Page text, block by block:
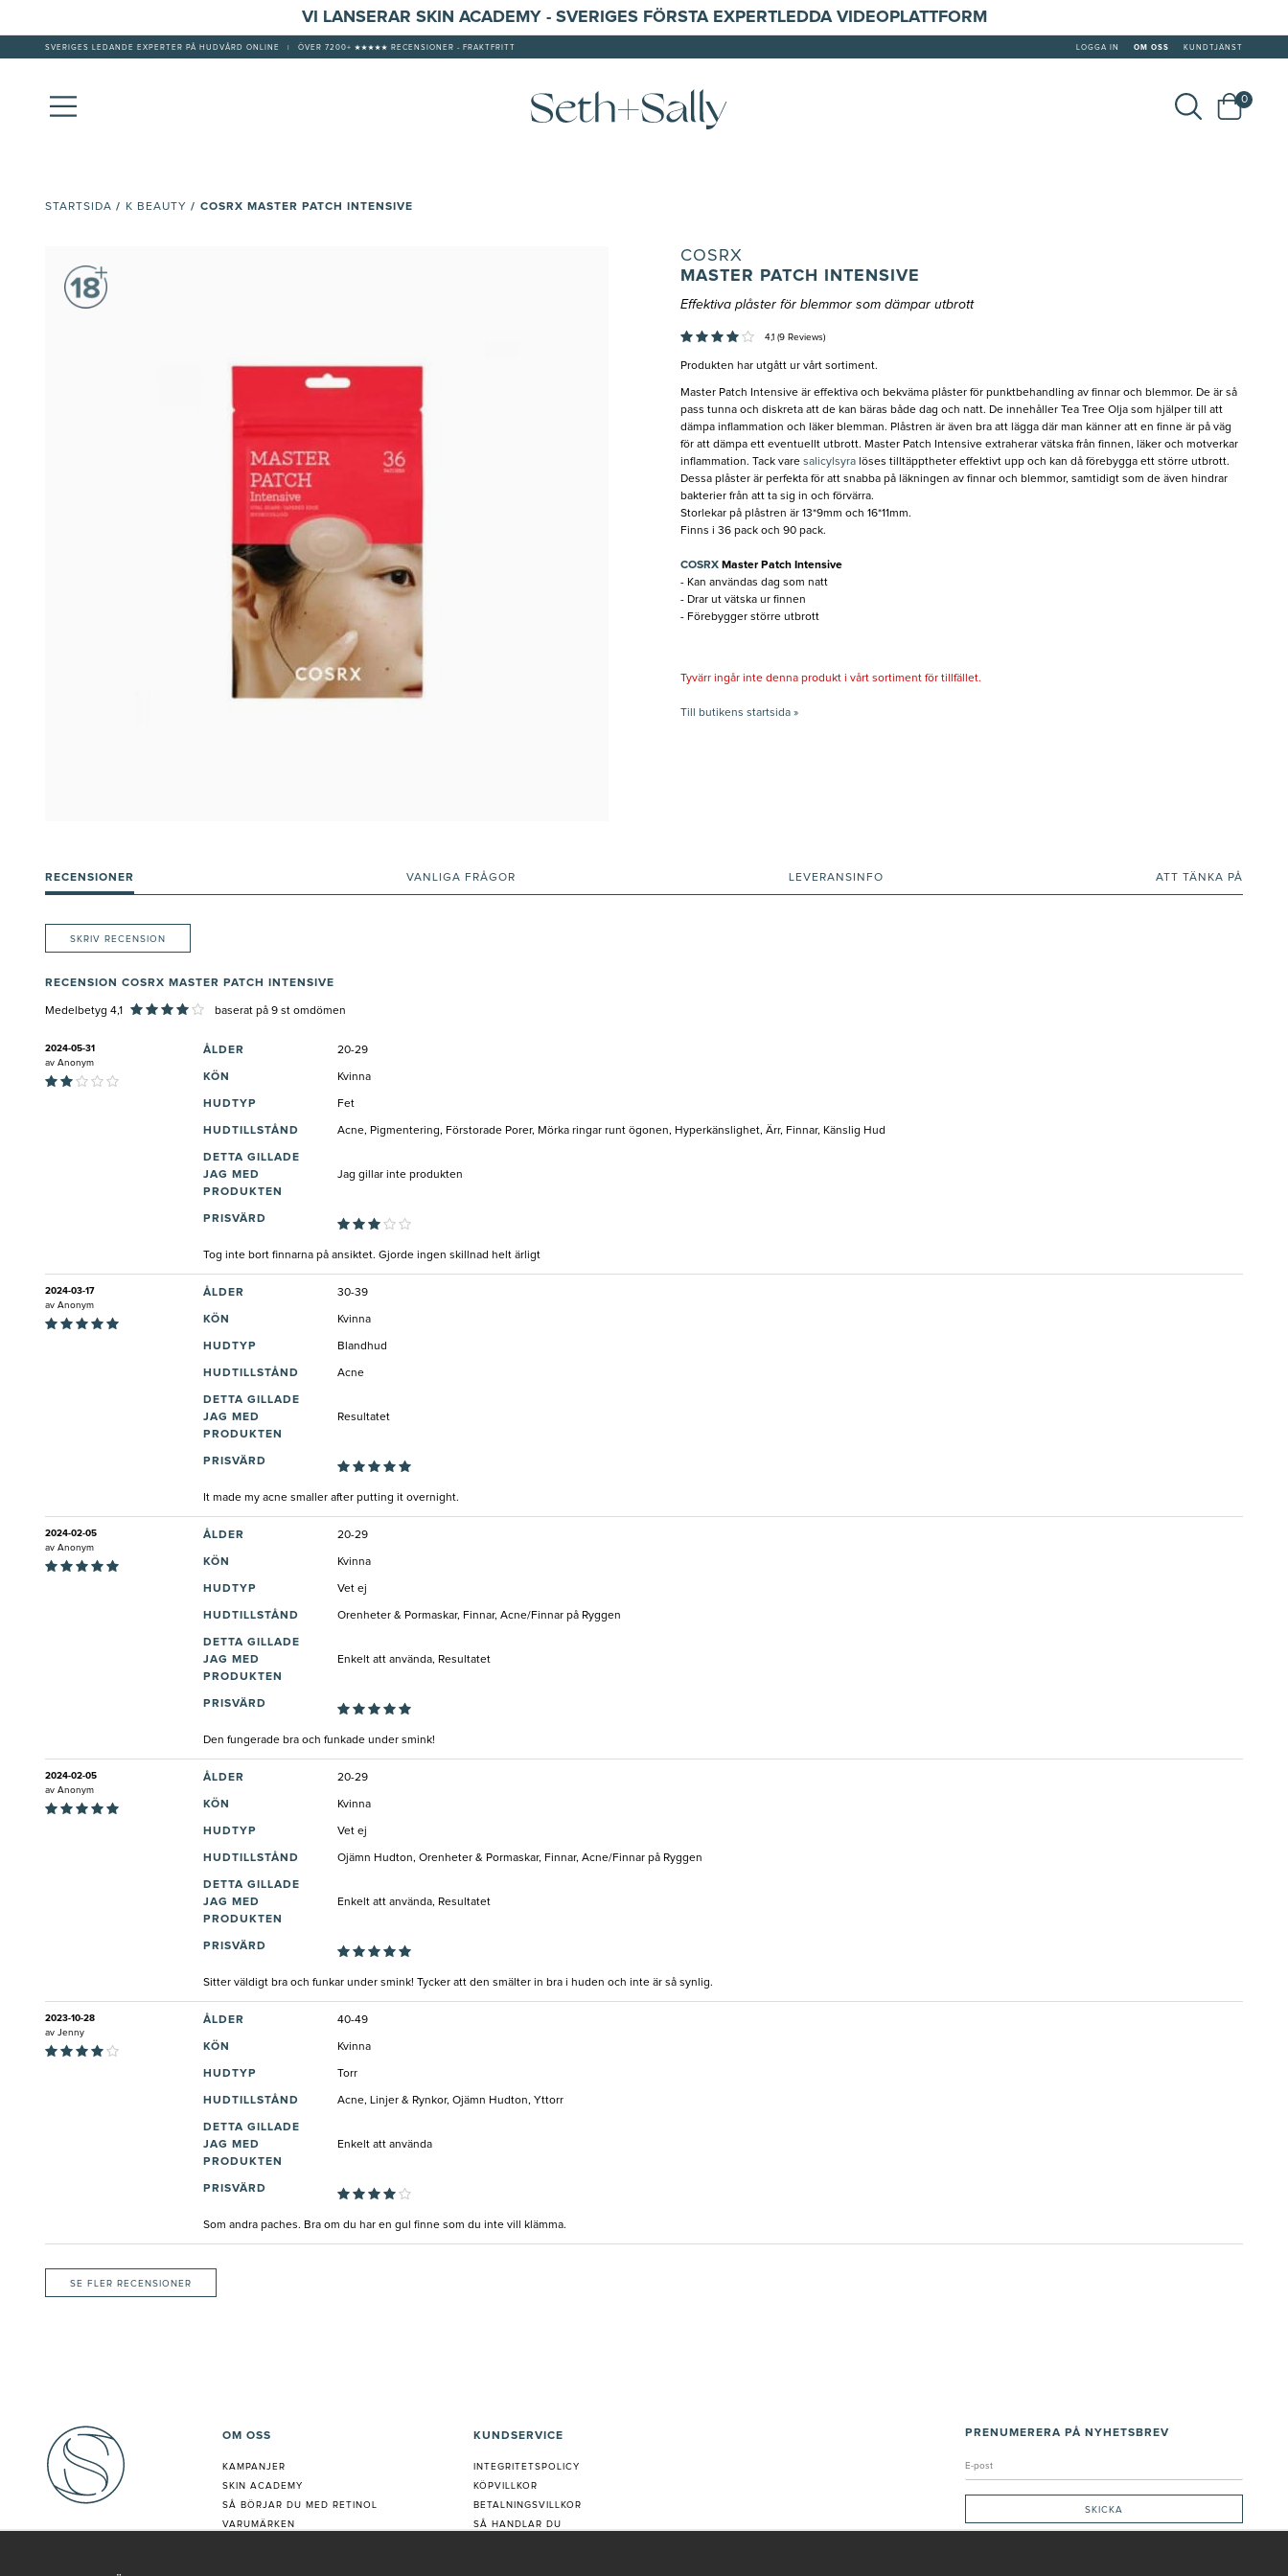
VI LANSERAR SKIN ACADEMY - SVERIGES FÖRSTA EXPERTLEDDA VIDEOPLATTFORM
SVERIGES LEDANDE EXPERTER PÅ HUDVÅRD ONLINE ÖVER 7200+ ★★★★★ RECENSIONER - FRAKTFRITT LOGGA IN OM OSS KUNDTJÄNST
0
STARTSIDA / K BEAUTY / COSRX MASTER PATCH INTENSIVE
COSRX
MASTER PATCH INTENSIVE
Effektiva plåster för blemmor som dämpar utbrott
4,1 (9 Reviews)
Produkten har utgått ur vårt sortiment.
Master Patch Intensive är effektiva och bekväma plåster för punktbehandling av finnar och blemmor. De är så
pass tunna och diskreta att de kan bäras både dag och natt. De innehåller Tea Tree Olja som hjälper till att
dämpa inflammation och läker blemman. Plåstren är även bra att lägga där man känner att en finne är på väg
för att dämpa ett eventuellt utbrott. Master Patch Intensive extraherar vätska från finnen, läker och motverkar
inflammation. Tack vare salicylsyra löses tilltäpptheter effektivt upp och kan då förebygga ett större utbrott.
Dessa plåster är perfekta för att snabba på läkningen av finnar och blemmor, samtidigt som de även hindrar
bakterier från att ta sig in och förvärra.
Storlekar på plåstren är 13*9mm och 16*11mm.
Finns i 36 pack och 90 pack.
COSRX Master Patch Intensive
- Kan användas dag som natt
- Drar ut vätska ur finnen
- Förebygger större utbrott
Tyvärr ingår inte denna produkt i vårt sortiment för tillfället.
Till butikens startsida »
RECENSIONER VANLIGA FRÅGOR LEVERANSINFO ATT TÄNKA PÅ
SKRIV RECENSION
RECENSION COSRX MASTER PATCH INTENSIVE
Medelbetyg 4,1 baserat på 9 st omdömen
2024-05-31
av Anonym
ÅLDER 20-29
KÖN Kvinna
HUDTYP Fet
HUDTILLSTÅND Acne, Pigmentering, Förstorade Porer, Mörka ringar runt ögonen, Hyperkänslighet, Ärr, Finnar, Känslig Hud
DETTA GILLADE
JAG MED
PRODUKTEN
Jag gillar inte produkten
PRISVÄRD
Tog inte bort finnarna på ansiktet. Gjorde ingen skillnad helt ärligt
2024-03-17
av Anonym
ÅLDER 30-39
KÖN Kvinna
HUDTYP Blandhud
HUDTILLSTÅND Acne
DETTA GILLADE
JAG MED
PRODUKTEN
Resultatet
PRISVÄRD
It made my acne smaller after putting it overnight.
2024-02-05
av Anonym
ÅLDER 20-29
KÖN Kvinna
HUDTYP Vet ej
HUDTILLSTÅND Orenheter & Pormaskar, Finnar, Acne/Finnar på Ryggen
DETTA GILLADE
JAG MED
PRODUKTEN
Enkelt att använda, Resultatet
PRISVÄRD
Den fungerade bra och funkade under smink!
2024-02-05
av Anonym
ÅLDER 20-29
KÖN Kvinna
HUDTYP Vet ej
HUDTILLSTÅND Ojämn Hudton, Orenheter & Pormaskar, Finnar, Acne/Finnar på Ryggen
DETTA GILLADE
JAG MED
PRODUKTEN
Enkelt att använda, Resultatet
PRISVÄRD
Sitter väldigt bra och funkar under smink! Tycker att den smälter in bra i huden och inte är så synlig.
2023-10-28
av Jenny
ÅLDER 40-49
KÖN Kvinna
HUDTYP Torr
HUDTILLSTÅND Acne, Linjer & Rynkor, Ojämn Hudton, Yttorr
DETTA GILLADE
JAG MED
PRODUKTEN
Enkelt att använda
PRISVÄRD
Som andra paches. Bra om du har en gul finne som du inte vill klämma.
SE FLER RECENSIONER
OM OSS
KAMPANJER
SKIN ACADEMY
SÅ BÖRJAR DU MED RETINOL
VARUMÄRKEN
KUNDSERVICE
INTEGRITETSPOLICY
KÖPVILLKOR
BETALNINGSVILLKOR
SÅ HANDLAR DU
PRENUMERERA PÅ NYHETSBREV